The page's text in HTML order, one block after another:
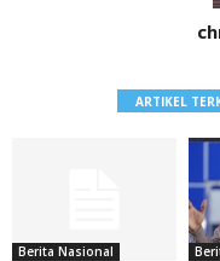
ARTIKEL
Berita Nasional